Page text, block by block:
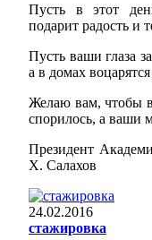
Пусть в этот
подарит радость и
Пусть ваши глаза
а в домах
Желаю вам, чтобы
спорилось, а ваши
Президент
Х. Салахов
24.02.2016
стажировка